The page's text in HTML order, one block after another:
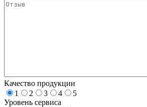
Качество продукции
1
2 3 4
5
Уровень сервиса